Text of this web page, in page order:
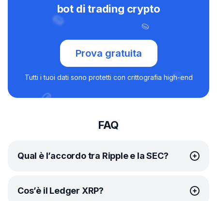
bot di trading crypto
Prova gratuita
Tutti i tuoi dati sono protetti con crittografia high-end
FAQ
Qual è l’accordo tra Ripple e la SEC?
Ripple Labs, la società dietro XRP, è impegnata in una
battaglia legale con la Securities and Exchange
Cos’è il Ledger XRP?